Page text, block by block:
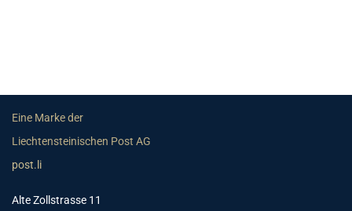
Eine Marke der
Liechtensteinischen Post AG
post.li
Alte Zollstrasse 11